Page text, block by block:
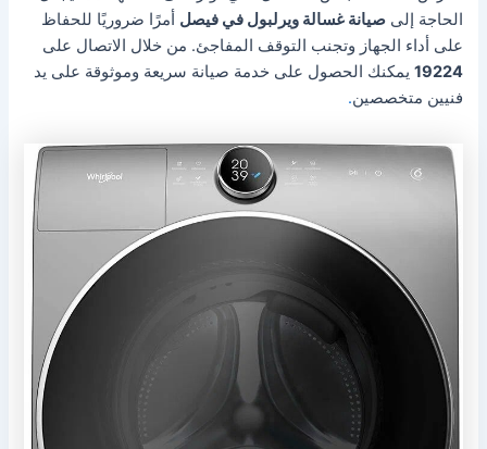
الحاجة إلىصيانة غسالة ويرلبول في فيصل أمرًا ضروريًا للحفاظ
على أداء الجهاز وتجنب التوقف المفاجئ. من خلال الاتصال على
19224 يمكنك الحصول على خدمة صيانة سريعة وموثوقة على يد
فنيين متخصصين.